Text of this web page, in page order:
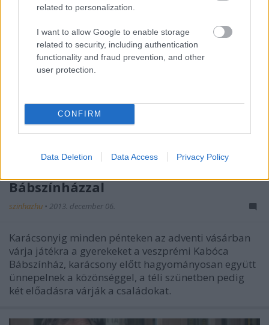
related to personalization.
I want to allow Google to enable storage
related to security, including authentication
functionality and fraud prevention, and other
user protection.
CONFIRM
Data Deletion Data Access Privacy Policy
Bábszínházzal
szinhazhu • 2013. december 06.
Karácsonyig minden pénteken az adventi vásárban
várja játékra a gyerekeket a veszprémi Kabóca
Bábszínház, karácsony előtt hagyományosan együtt
ünnepelnek a közönséggel, a téli szünetben pedig
két előadásra várják a családokat.